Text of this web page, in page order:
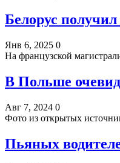
Белорус
Янв 6, 2025 0
На французской
В Польше
Авг 7, 2024 0
Фото из открытых
Пьяных